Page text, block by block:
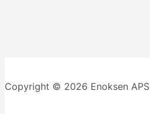
Copyright © 2026 Enoksen APS